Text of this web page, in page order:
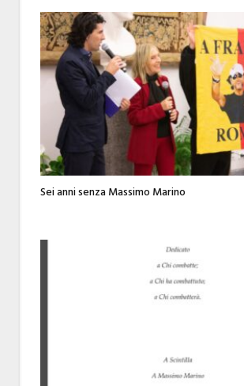
Sei anni senza Massimo Marino